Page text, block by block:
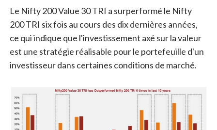
Le Nifty 200 Value 30 TRI a surperformé le Nifty
200 TRI six fois au cours des dix dernières années,
ce qui indique que l'investissement axé sur la valeur
est une stratégie réalisable pour le portefeuille d'un
investisseur dans certaines conditions de marché.